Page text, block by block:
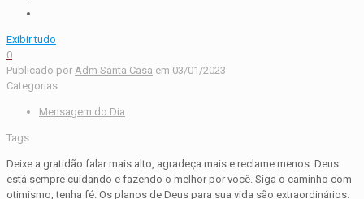
Exibir tudo
0
Publicado por Adm Santa Casa em 03/01/2023
Categorias
Mensagem do Dia
Tags
Deixe a gratidão falar mais alto, agradeça mais e reclame menos. Deus
está sempre cuidando e fazendo o melhor por você. Siga o caminho com
otimismo, tenha fé. Os planos de Deus para sua vida são extraordinários.